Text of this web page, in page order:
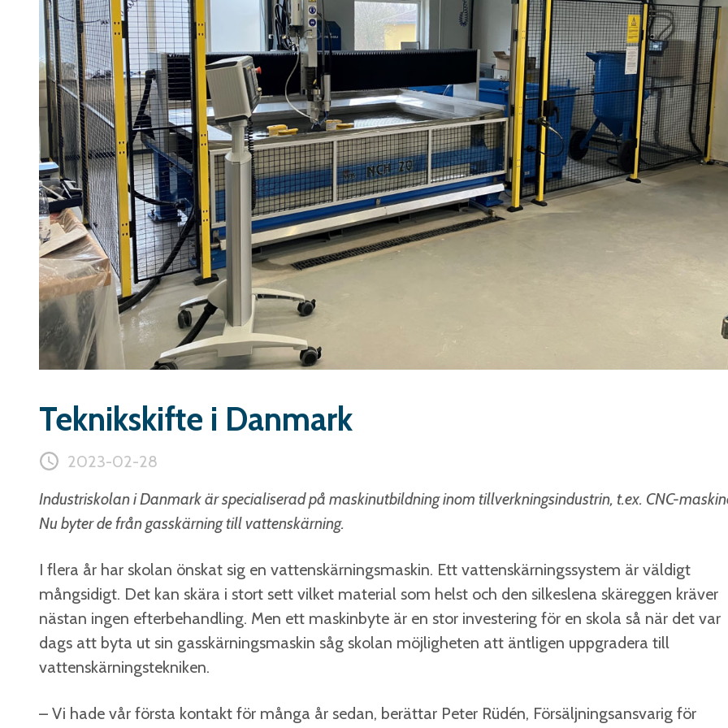
Teknikskifte i Danmark
2023-02-28
Industriskolan i Danmark är specialiserad på maskinutbildning inom tillverkningsindustrin, t.ex. CNC-
Nu byter de från gasskärning till vattenskärning.
I flera år har skolan önskat sig en vattenskärningsmaskin. Ett vattenskärningssystem är väldigt
mångsidigt. Det kan skära i stort sett vilket material som helst och den silkeslena skäreggen kräver
nästan ingen efterbehandling. Men ett maskinbyte är en stor investering för en skola så när det var
dags att byta ut sin gasskärningsmaskin såg skolan möjligheten att äntligen uppgradera till
vattenskärningstekniken.
– Vi hade vår första kontakt för många år sedan, berättar Peter Rüdén, Försäljningsansvarig för